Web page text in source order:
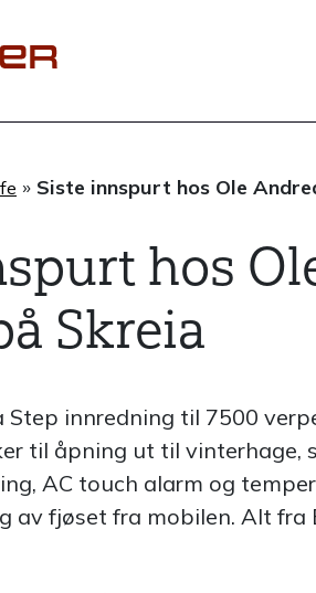
» Siste innspurt hos Ole
hos
Skreia
innredning til 7500
til åpning ut til vinterhage,
AC touch alarm og
av fjøset fra mobilen. Alt fra